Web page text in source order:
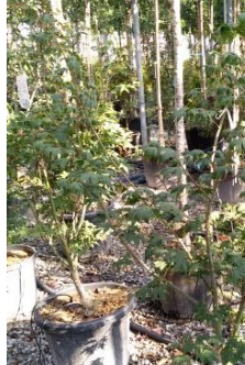
Misure Disponibili ►